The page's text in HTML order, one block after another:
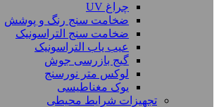
چراغ UV
ضخامت سنج رنگ و پوشش
ضخامت سنج التراسونیک
عیب یاب التراسونیک
گیج بازرسی جوش
لوکس متر نورسنج
یوک مغناطیسی
تجهیزات شرایط محیطی